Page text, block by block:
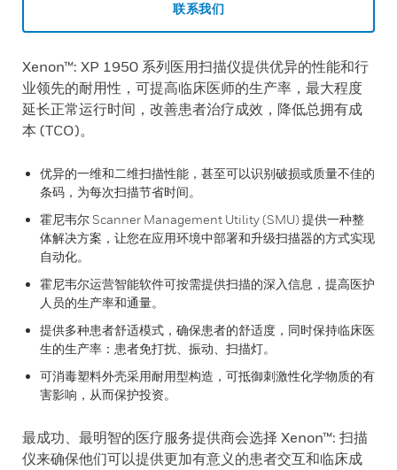
联系我们
Xenon™: XP 1950 系列医用扫描仪提供优异的性能和行
业领先的耐用性，可提高临床医师的生产率，最大程度
延长正常运行时间，改善患者治疗成效，降低总拥有成
本 (TCO)。
优异的一维和二维扫描性能，甚至可以识别破损或质量不佳的
条码，为每次扫描节省时间。
霍尼韦尔 Scanner Management Utility (SMU) 提供一种整
体解决方案，让您在应用环境中部署和升级扫描器的方式实现
自动化。
霍尼韦尔运营智能软件可按需提供扫描的深入信息，提高医护
人员的生产率和通量。
提供多种患者舒适模式，确保患者的舒适度，同时保持临床医
生的生产率：患者免打扰、振动、扫描灯。
可消毒塑料外壳采用耐用型构造，可抵御刺激性化学物质的有
害影响，从而保护投资。
最成功、最明智的医疗服务提供商会选择 Xenon™: 扫描
仪来确保他们可以提供更加有意义的患者交互和临床成